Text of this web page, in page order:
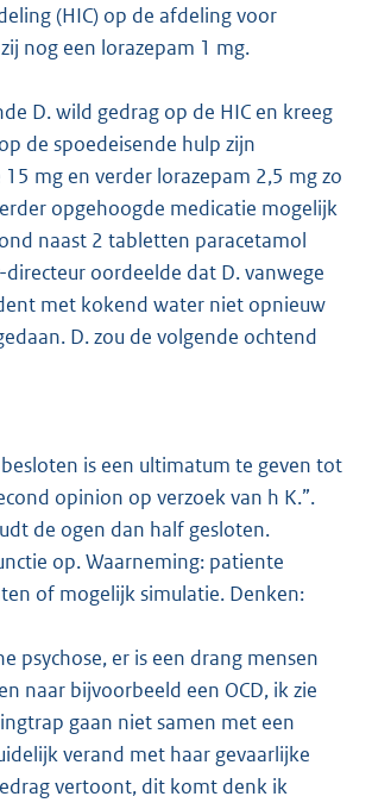
(HIC) op de afdeling voor
nog een lorazepam 1 mg.
D. wild gedrag op de HIC en kreeg
de spoedeisende hulp zijn
mg en verder lorazepam 2,5 mg zo
opgehoogde medicatie mogelijk
naast 2 tabletten paracetamol
oordeelde dat D. vanwege
met kokend water niet opnieuw
D. zou de volgende ochtend
is een ultimatum te geven tot
opinion op verzoek van h K.”.
de ogen dan half gesloten.
op. Waarneming: patiente
of mogelijk simulatie. Denken:
psychose, er is een drang mensen
naar bijvoorbeeld een OCD, ik zie
gaan niet samen met een
verand met haar gevaarlijke
vertoont, dit komt denk ik